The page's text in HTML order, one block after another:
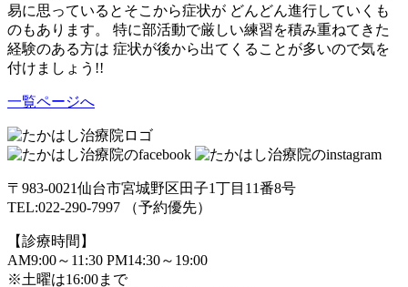
易に思っているとそこから症状が どんどん進行していくも
のもあります。
特に部活動で厳しい練習を積み重ねてきた
経験のある方は 症状が後から出てくることが多いので気を
付けましょう!!
一覧ページへ
〒983-0021仙台市宮城野区田子1丁目11番8号
TEL:022-290-7997 （予約優先）
【診療時間】
AM9:00～11:30 PM14:30～19:00
※土曜は16:00まで